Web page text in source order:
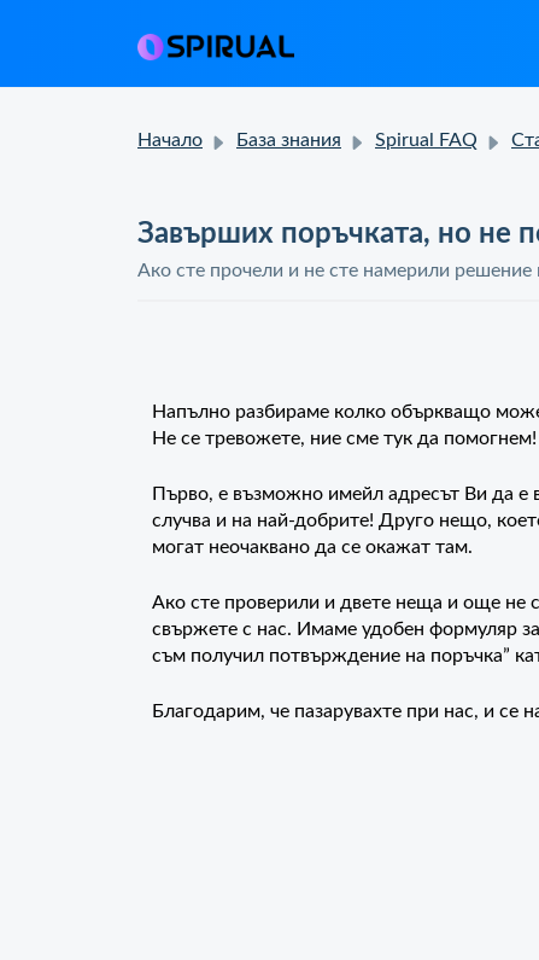
Начало База знания Spirual FAQ Статус
Завърших поръчката, но не
Ако сте прочели и не сте намерили решение
Напълно разбираме колко объркващо
Не се тревожете, ние сме тук да помогнем!
Първо, е възможно имейл адресът Ви да е
случва и на най-добрите! Друго нещо,
могат неочаквано да се окажат там.
Ако сте проверили и двете неща и още не
свържете с нас. Имаме удобен формуляр
съм получил потвърждение на поръчка”
Благодарим, че пазарувахте при нас, и се